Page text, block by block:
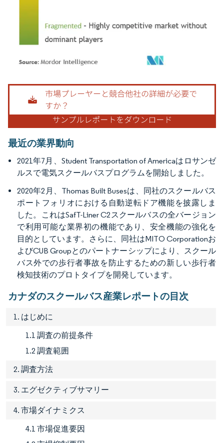
画像 © Mordor Intelligence。再利用にはCC BY 4.0の表示が必要です。
最近の業界動向
2021年7月、Student Transportation of Americaはロサンゼ
ルスで電気スクールバスプログラムを開始しました。
2020年2月、Thomas Built Busesは、同社のスクールバス
ポートフォリオにおける自動逆転ドア機能を披露しま
した。これはSafT-Liner C2スクールバスの全バージョン
で利用可能な業界初の機能であり、安全機能の強化を
目的としています。さらに、同社はMITO Corporationお
よびCUB Groupとのパートナーシップにより、スクール
バス外での歩行者事故を防止するための新しい歩行者
検知技術のプロトタイプを開発しています。
カナダのスクールバス産業レポートの目次
1. はじめに
1.1 調査の前提条件
1.2 調査範囲
2. 調査方法
3. エグゼクティブサマリー
4. 市場ダイナミクス
4.1 市場促進要因